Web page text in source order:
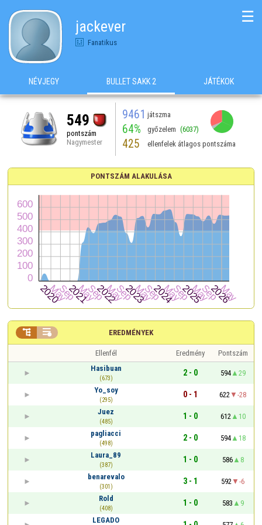
jackever
Fanatikus
☰
NÉVJEGY BULLET SAKK 2 JÁTÉKOK
549
pontszám
Nagymester
9461 játszma
64% győzelem (6037)
425 ellenfelek átlagos pontszáma
PONTSZÁM ALAKULÁSA
EREDMÉNYEK
 
Ellenfél Eredmény
Pontszám
Hasibuan
(673)
2 - 0 594
29
Yo_soy
(295)
0 - 1 622
-28
Juez
(485)
1 - 0 612
10
pagliacci
(498)
2 - 0 594
18
Laura_89
(387)
1 - 0 586
8
benarevalo
(301)
3 - 1 592
-6
Rold
(408)
1 - 0 583
9
LEGADO